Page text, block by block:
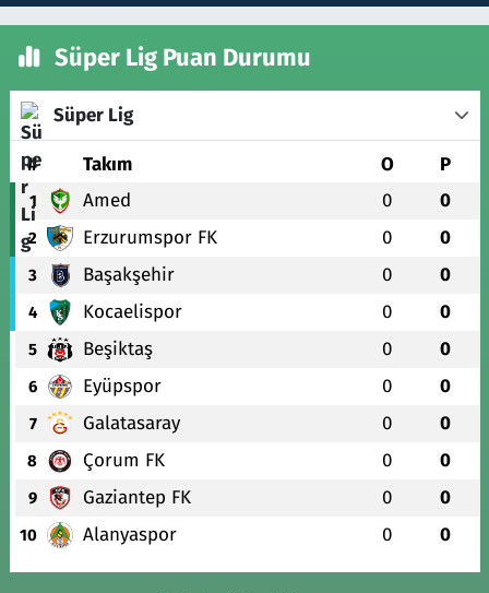
Süper Lig Puan Durumu
Süper Lig
# Takım O P
1 Amed 0 0
2 Erzurumspor FK 0 0
3 Başakşehir 0 0
4 Kocaelispor 0 0
5 Beşiktaş 0 0
6 Eyüpspor 0 0
7 Galatasaray 0 0
8 Çorum FK 0 0
9 Gaziantep FK 0 0
10 Alanyaspor 0 0